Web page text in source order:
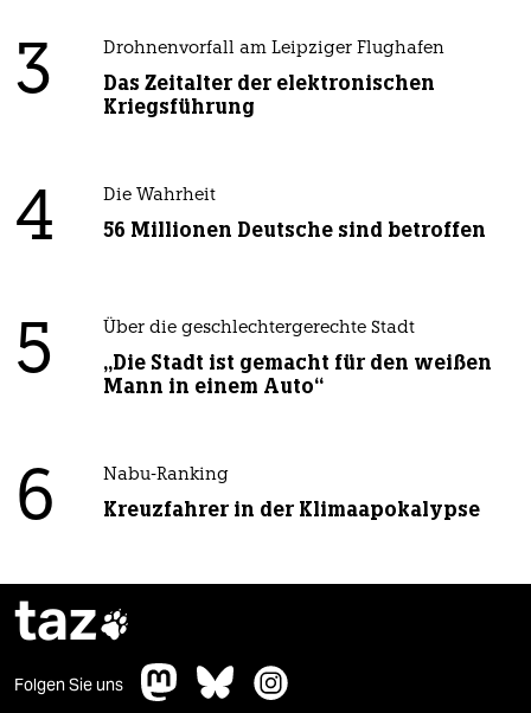
3 Drohnenvorfall am Leipziger Flughafen
Das Zeitalter der elektronischen
Kriegsführung
4 Die Wahrheit
56 Millionen Deutsche sind betroffen
5 Über die geschlechtergerechte Stadt
„Die Stadt ist gemacht für den weißen
Mann in einem Auto“
6 Nabu-Ranking
Kreuzfahrer in der Klimaapokalypse
taz
Folgen Sie uns